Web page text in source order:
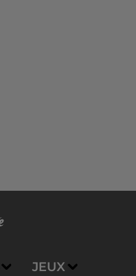
JEUX